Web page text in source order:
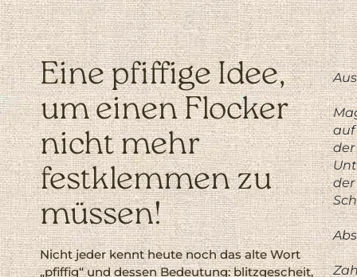
Eine pfiffige Idee,
um einen Flocker
nicht mehr
festklemmen zu
müssen!
Nicht jeder kennt heute noch das alte Wort
„pfiffig“ und dessen Bedeutung: blitzgescheit,
auf
der
der